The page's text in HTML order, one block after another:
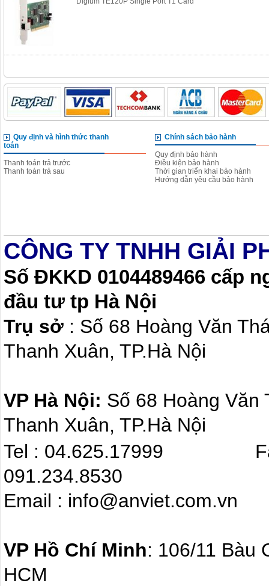
Quy định và hình thức thanh
toán
Thanh toán trả trước
Thanh toán trả sau
Chính sách bảo hành
Quy định bảo hành
Điều kiện bảo hành
Thời gian triển khai bảo hành
Hướng dẫn yêu cầu bảo hành
CÔNG TY TNHH GIẢI
Số ĐKKD 0104489466 cấp
đầu tư tp Hà Nội
Trụ sở : Số 68 Hoàng Văn
Thanh Xuân, TP.Hà Nội
VP Hà Nội: Số 68 Hoàng
Thanh Xuân, TP.Hà Nội
Tel : 04.625.17999
091.234.8530
Email :
VP Hồ Chí Minh: 106/11 Bàu
HCM